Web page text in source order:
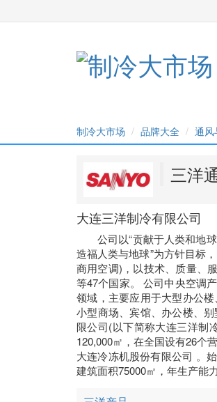
制冷大市场 品牌大全 通风
三洋
大连三洋制冷有限公司
公司以“贡献于人类和地
造福人类与地球”为方针目标
商用空调)，以技术、质量、
等47个国家。 公司中央空调
领域，主要应用于大型办公
小型商场、宾馆、办公楼、
限公司(以下简称大连三洋制
120,000㎡，在全国设有26个
大连冷冻机股份有限公司 。
建筑面积75000㎡，年生产能